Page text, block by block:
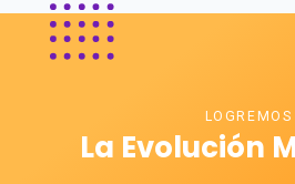
LOGREMOS
La Evolución